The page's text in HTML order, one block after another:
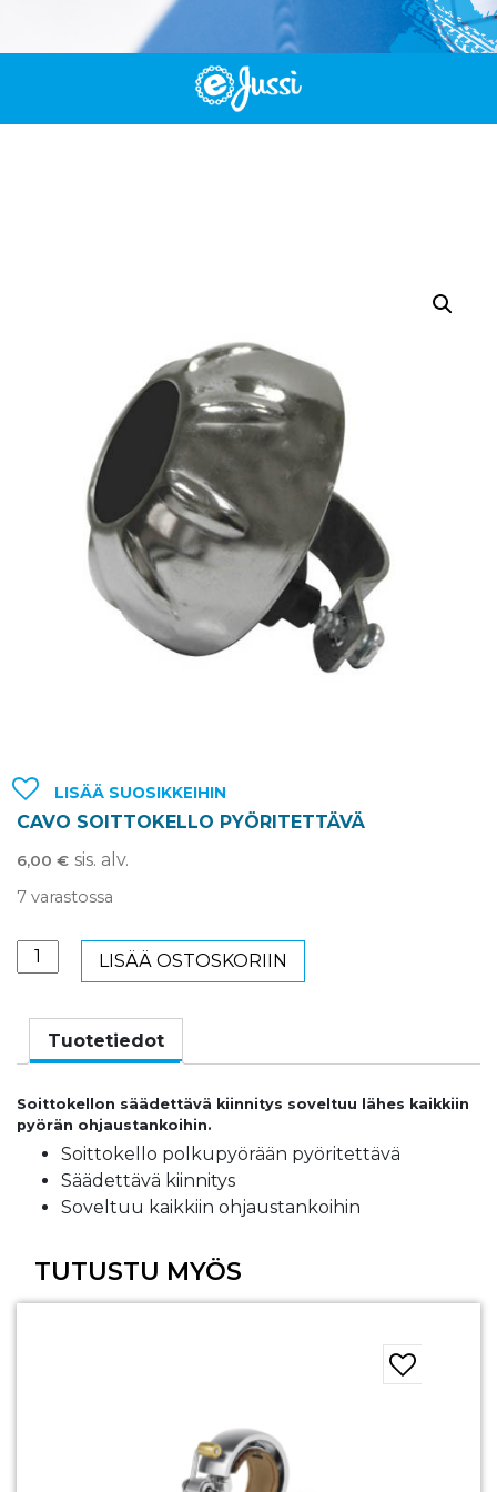
LISÄÄ SUOSIKKEIHIN
CAVO SOITTOKELLO PYÖRITETTÄVÄ
6,00 € sis. alv.
7 varastossa
CAVO
Soittokello
määrä
LISÄÄ OSTOSKORIIN
Tuotetiedot
Soittokellon säädettävä kiinnitys soveltuu lähes kaikkiin
pyörän ohjaustankoihin.
Soittokello polkupyörään pyöritettävä
Säädettävä kiinnitys
Soveltuu kaikkiin ohjaustankoihin
TUTUSTU MYÖS